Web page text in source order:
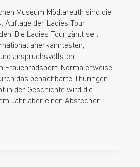
Museum Mödlareuth sind die
Auflage der Ladies Tour
Die Ladies Tour zählt seit
anerkanntesten,
anspruchsvollsten
Frauenradsport. Normalerweise
das benachbarte Thüringen.
in der Geschichte wird die
Jahr aber einen Abstecher